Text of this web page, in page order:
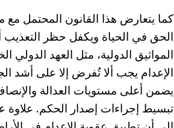
كما يتعارض هذا القانون المحتمل مع
الحق في الحياة ويكفل حظر التعذيب أو
المواثيق الدولية، مثل العهد
الإعدام يجب ألا تُفرض إلا على أشد
يضمن أعلى مستويات العدالة
تبسيط إجراءات إصدار الحكم. علاوة